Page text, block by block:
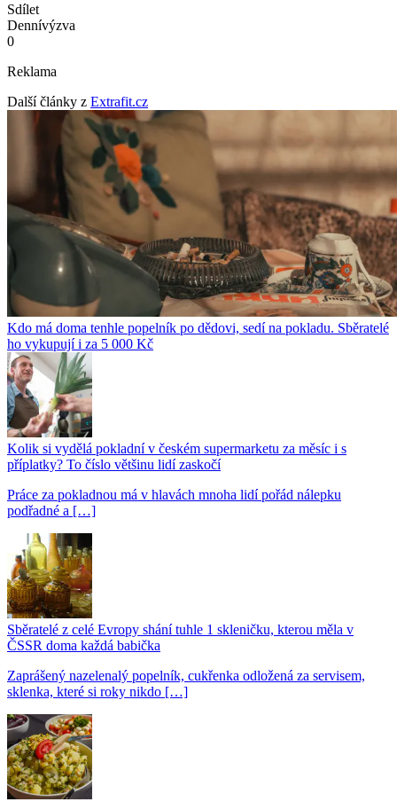
Sdílet
Dennívýzva
0
Reklama
Další články z Extrafit.cz
Kdo má doma tenhle popelník po dědovi, sedí na pokladu. Sběratelé
ho vykupují i za 5 000 Kč
Kolik si vydělá pokladní v českém supermarketu za měsíc i s
příplatky? To číslo většinu lidí zaskočí
Práce za pokladnou má v hlavách mnoha lidí pořád nálepku
podřadné a […]
Sběratelé z celé Evropy shání tuhle 1 skleničku, kterou měla v
ČSSR doma každá babička
Zaprášený nazelenalý popelník, cukřenka odložená za servisem,
sklenka, které si roky nikdo […]